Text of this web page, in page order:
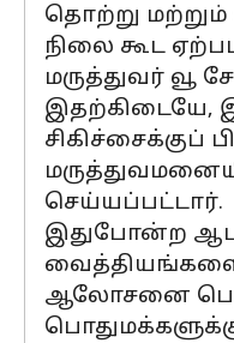
தொற்று மற்றும்
நிலை கூட
மருத்துவர் வூ
இதற்கிடையே,
சிகிச்சைக்குப்
செய்யப்பட்டார்.
இதுபோன்ற
வைத்தியங்களை
ஆலோசனை